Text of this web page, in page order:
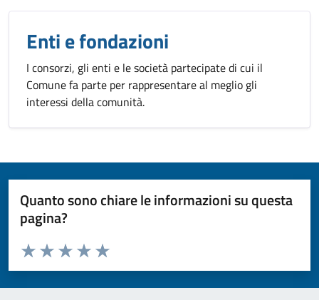
Enti e fondazioni
I consorzi, gli enti e le società partecipate di cui il
Comune fa parte per rappresentare al meglio gli
interessi della comunità.
Quanto sono chiare le informazioni su questa
pagina?
Valuta da 1 a 5 stelle la pagina
Valuta 5 stelle su 5
Valuta 4 stelle su 5
Valuta 3 stelle su 5
Valuta 2 stelle su 5
Valuta 1 stelle su 5